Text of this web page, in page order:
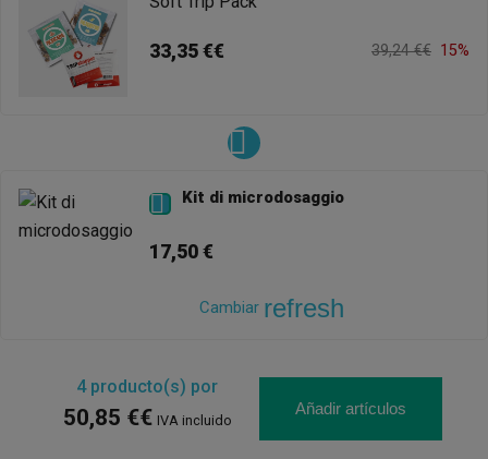
33,35 €€ 39,24 €€ 15%
 Kit di microdosaggio
17,50 €
Cambiar refresh
4producto(s) por
50,85 €€ IVA incluido
Añadir artículos